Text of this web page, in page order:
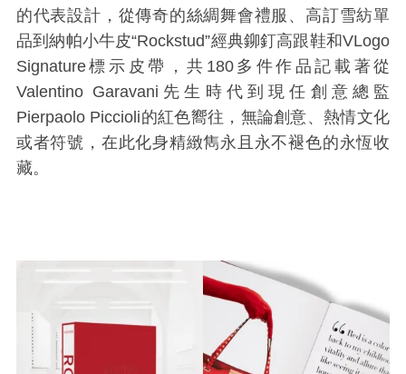
的代表設計，從傳奇的絲綢舞會禮服、高訂雪紡單
品到納帕小牛皮“Rockstud”經典鉚釘高跟鞋和VLogo
Signature標示皮帶，共 180多件作品記載著從
Valentino Garavani先生時代到現任創意總監
Pierpaolo Piccioli的紅色嚮往，無論創意、熱情文化
或者符號，在此化身精緻雋永且永不褪色的永恆收
藏。